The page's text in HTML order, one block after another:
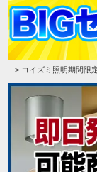
> コイズミ照明期間限